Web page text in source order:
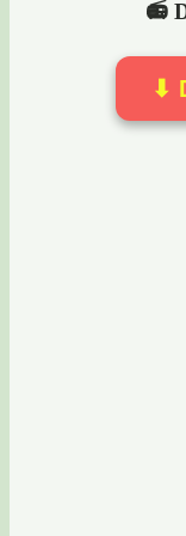
📻
⬇